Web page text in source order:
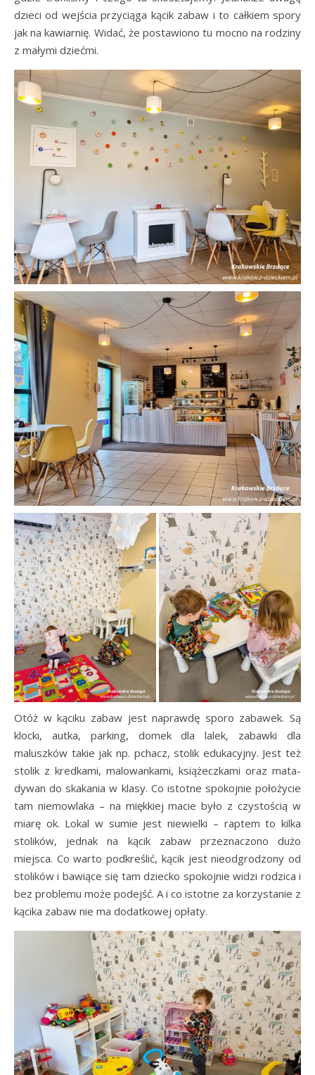
dzieci od wejścia przyciąga kącik zabaw i to całkiem spory
jak na kawiarnię. Widać, że postawiono tu mocno na rodziny
z małymi dziećmi.
Otóż w kąciku zabaw jest naprawdę sporo zabawek. Są
klocki, autka, parking, domek dla lalek, zabawki dla
maluszków takie jak np. pchacz, stolik edukacyjny. Jest też
stolik z kredkami, malowankami, książeczkami oraz mata-
dywan do skakania w klasy. Co istotne spokojnie położycie
tam niemowlaka – na miękkiej macie było z czystością w
miarę ok. Lokal w sumie jest niewielki – raptem to kilka
stolików, jednak na kącik zabaw przeznaczono dużo
miejsca. Co warto podkreślić, kącik jest nieodgrodzony od
stolików i bawiące się tam dziecko spokojnie widzi rodzica i
bez problemu może podejść. A i co istotne za korzystanie z
kącika zabaw nie ma dodatkowej opłaty.